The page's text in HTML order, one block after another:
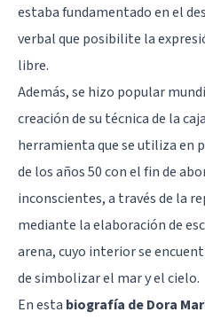
estaba fundamentado en el
verbal que posibilite la
libre.
Además, se hizo popular
creación de su técnica de la
herramienta que se utiliza en
de los años 50 con el fin de
inconscientes, a través de la
mediante la elaboración de
arena, cuyo interior se
de simbolizar el mar y el cielo.
En esta biografía de Dora